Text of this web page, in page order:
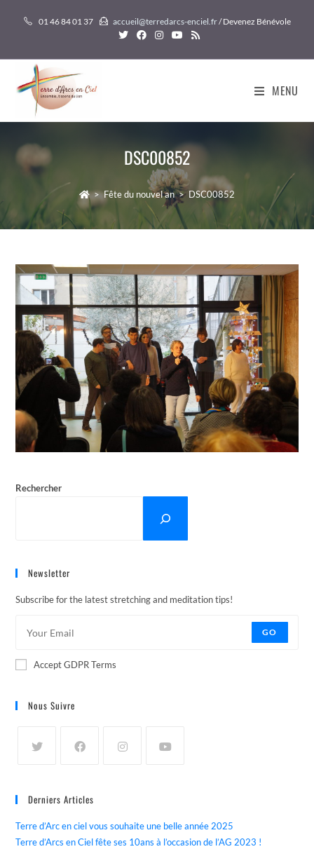
01 46 84 01 37 accueil@terredarcs-enciel.fr/ Devenez Bénévole
MENU
DSC00852
> Fête du nouvel an > DSC00852
Rechercher
Newsletter
Subscribe for the latest stretching and meditation tips!
GO
Accept GDPR Terms
Nous Suivre
Derniers Articles
Terre d’Arc en ciel vous souhaite une belle année 2025
Terre d’Arcs en Ciel fête ses 10ans à l’occasion de l’AG 2023 !